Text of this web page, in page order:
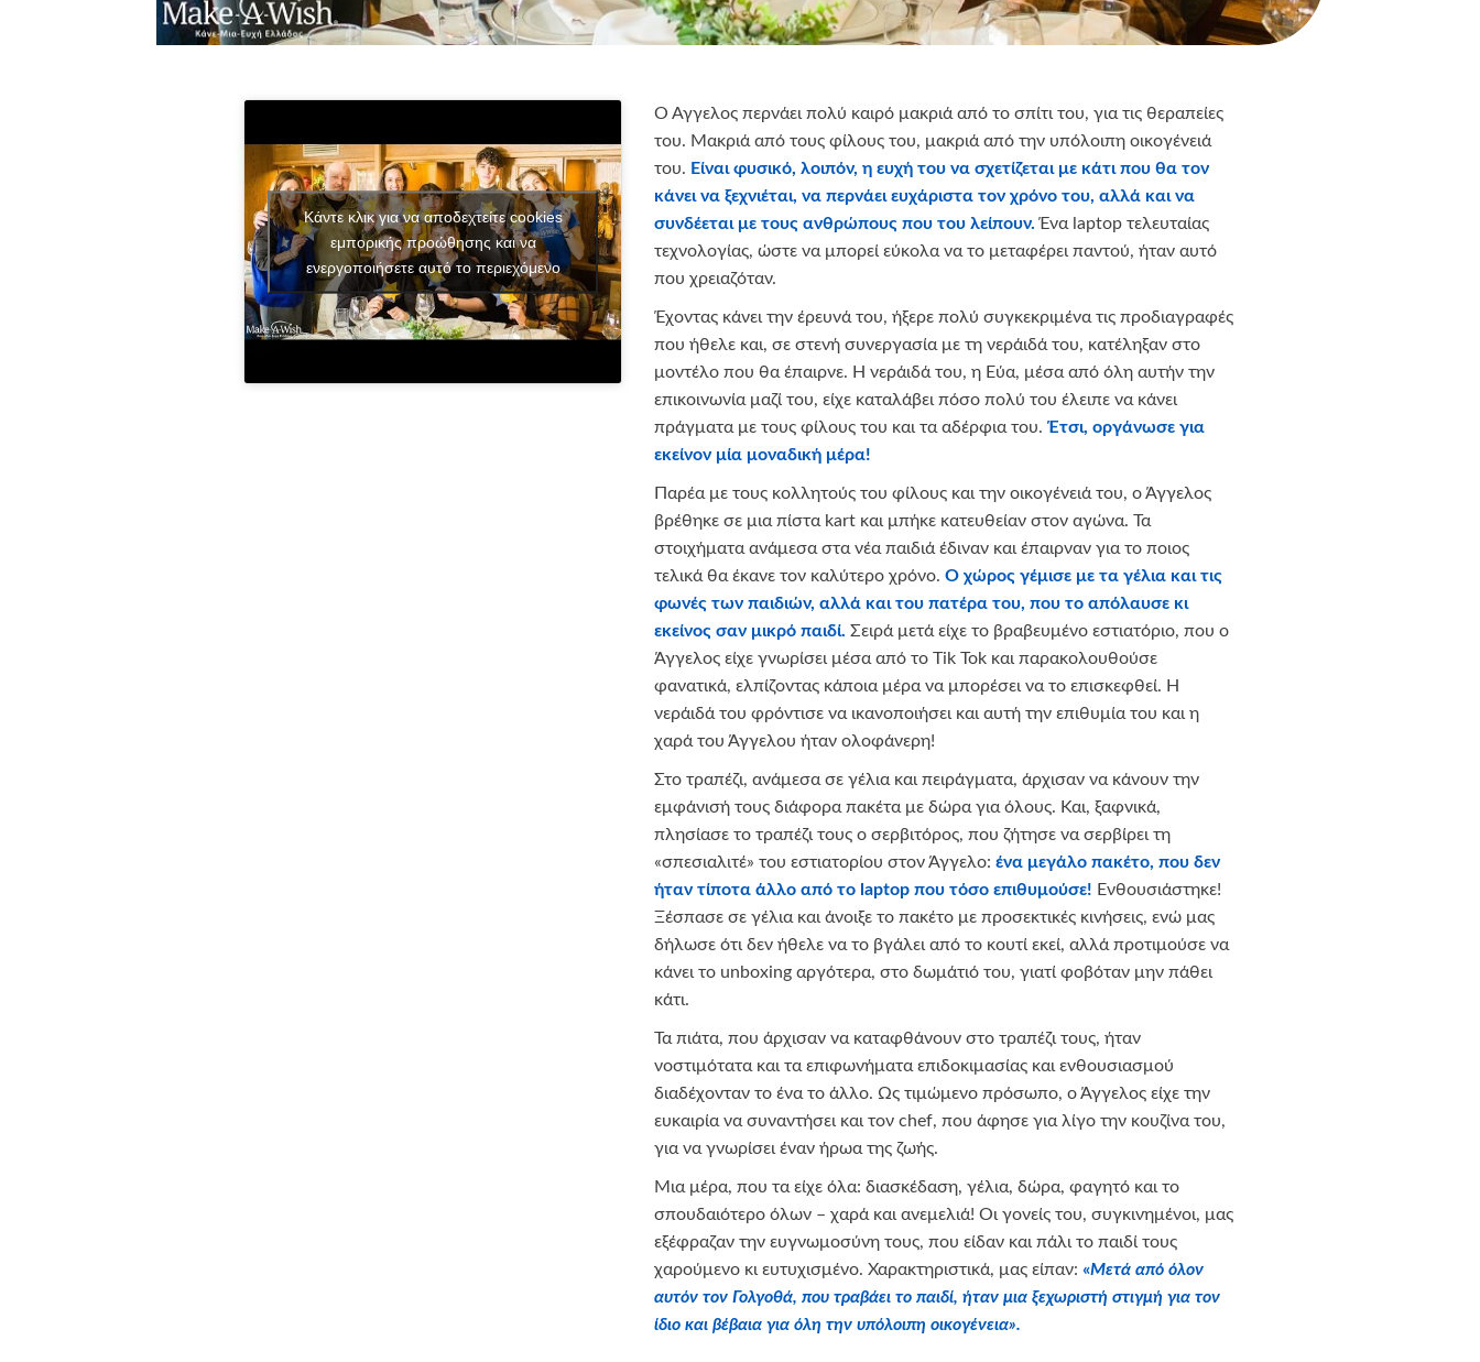
Κάντε κλικ για να αποδεχτείτε cookies
εμπορικής προώθησης και να
ενεργοποιήσετε αυτό το περιεχόμενο
Ο Άγγελος περνάει πολύ καιρό μακριά από το σπίτι του, για τις θεραπείες
του. Μακριά από τους φίλους του, μακριά από την υπόλοιπη οικογένειά
του. Είναι φυσικό, λοιπόν, η ευχή του να σχετίζεται με κάτι που θα τον
κάνει να ξεχνιέται, να περνάει ευχάριστα τον χρόνο του, αλλά και να
συνδέεται με τους ανθρώπους που του λείπουν. Ένα laptop τελευταίας
τεχνολογίας, ώστε να μπορεί εύκολα να το μεταφέρει παντού, ήταν αυτό
που χρειαζόταν.
Έχοντας κάνει την έρευνά του, ήξερε πολύ συγκεκριμένα τις προδιαγραφές
που ήθελε και, σε στενή συνεργασία με τη νεράιδά του, κατέληξαν στο
μοντέλο που θα έπαιρνε. Η νεράιδά του, η Εύα, μέσα από όλη αυτήν την
επικοινωνία μαζί του, είχε καταλάβει πόσο πολύ του έλειπε να κάνει
πράγματα με τους φίλους του και τα αδέρφια του. Έτσι, οργάνωσε για
εκείνον μία μοναδική μέρα!
Παρέα με τους κολλητούς του φίλους και την οικογένειά του, ο Άγγελος
βρέθηκε σε μια πίστα kart και μπήκε κατευθείαν στον αγώνα. Τα
στοιχήματα ανάμεσα στα νέα παιδιά έδιναν και έπαιρναν για το ποιος
τελικά θα έκανε τον καλύτερο χρόνο. Ο χώρος γέμισε με τα γέλια και τις
φωνές των παιδιών, αλλά και του πατέρα του, που το απόλαυσε κι
εκείνος σαν μικρό παιδί. Σειρά μετά είχε το βραβευμένο εστιατόριο, που ο
Άγγελος είχε γνωρίσει μέσα από το Tik Tok και παρακολουθούσε
φανατικά, ελπίζοντας κάποια μέρα να μπορέσει να το επισκεφθεί. Η
νεράιδά του φρόντισε να ικανοποιήσει και αυτή την επιθυμία του και η
χαρά του Άγγελου ήταν ολοφάνερη!
Στο τραπέζι, ανάμεσα σε γέλια και πειράγματα, άρχισαν να κάνουν την
εμφάνισή τους διάφορα πακέτα με δώρα για όλους. Και, ξαφνικά,
πλησίασε το τραπέζι τους ο σερβιτόρος, που ζήτησε να σερβίρει τη
«σπεσιαλιτέ» του εστιατορίου στον Άγγελο: ένα μεγάλο πακέτο, που δεν
ήταν τίποτα άλλο από το laptop που τόσο επιθυμούσε! Ενθουσιάστηκε!
Ξέσπασε σε γέλια και άνοιξε το πακέτο με προσεκτικές κινήσεις, ενώ μας
δήλωσε ότι δεν ήθελε να το βγάλει από το κουτί εκεί, αλλά προτιμούσε να
κάνει το unboxing αργότερα, στο δωμάτιό του, γιατί φοβόταν μην πάθει
κάτι.
Τα πιάτα, που άρχισαν να καταφθάνουν στο τραπέζι τους, ήταν
νοστιμότατα και τα επιφωνήματα επιδοκιμασίας και ενθουσιασμού
διαδέχονταν το ένα το άλλο. Ως τιμώμενο πρόσωπο, ο Άγγελος είχε την
ευκαιρία να συναντήσει και τον chef, που άφησε για λίγο την κουζίνα του,
για να γνωρίσει έναν ήρωα της ζωής.
Μια μέρα, που τα είχε όλα: διασκέδαση, γέλια, δώρα, φαγητό και το
σπουδαιότερο όλων – χαρά και ανεμελιά! Οι γονείς του, συγκινημένοι, μας
εξέφραζαν την ευγνωμοσύνη τους, που είδαν και πάλι το παιδί τους
χαρούμενο κι ευτυχισμένο. Χαρακτηριστικά, μας είπαν: «Μετά από όλον
αυτόν τον Γολγοθά, που τραβάει το παιδί, ήταν μια ξεχωριστή στιγμή για τον
ίδιο και βέβαια για όλη την υπόλοιπη οικογένεια».